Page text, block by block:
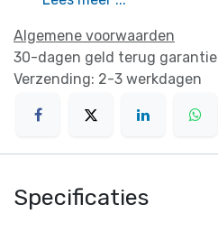
Algemene voorwaarden
30-dagen geld terug garantie
Verzending: 2-3 werkdagen
Specificaties